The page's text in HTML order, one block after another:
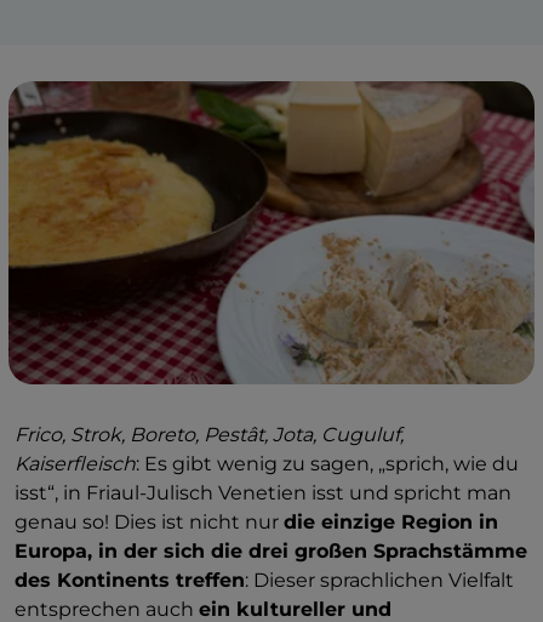
Frico, Strok, Boreto, Pestât, Jota, Cuguluf,
Kaiserfleisch: Es gibt wenig zu sagen, „sprich, wie du
isst“, in Friaul-Julisch Venetien isst und spricht man
genau so! Dies ist nicht nur die einzige Region in
Europa, in der sich die drei großen Sprachstämme
des Kontinents treffen: Dieser sprachlichen Vielfalt
entsprechen auch ein kultureller und